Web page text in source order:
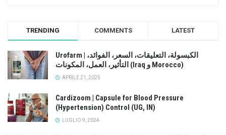
TRENDING COMMENTS LATEST
Urofarm | الكبسولة، التعليقات، السعر، الفوائد،
التأثير، العمل، المكونات (Iraq و Morocco)
APRILE 21, 2025
Cardizoom | Capsule for Blood Pressure
(Hypertension) Control (UG, IN)
LUGLIO 9, 2024